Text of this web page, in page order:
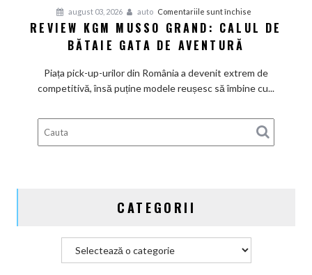
august 03, 2026 auto Comentariile sunt închise
Review
Grand:
Calul
bătaie
gata
de
REVIEW KGM MUSSO GRAND: CALUL DE
BĂTAIE GATA DE AVENTURĂ
Piața pick-up-urilor din România a devenit extrem de
competitivă, însă puține modele reușesc să îmbine cu...
CATEGORII